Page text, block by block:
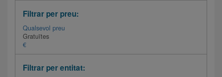
Filtrar per preu:
Qualsevol preu
Gratuïtes
€
Filtrar per entitat: